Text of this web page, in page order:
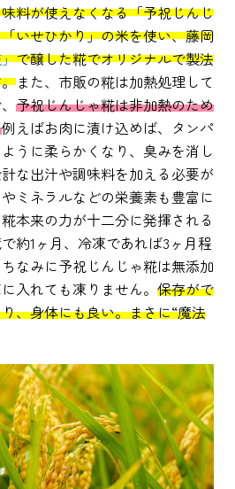
料が使えなくなる「予祝じんじ
いせひかり」の米を使い、藤岡
で醸した糀でオリジナルで製法
また、市販の糀は加熱処理して
予祝じんじゃ糀は非加熱のため
例えばお肉に漬け込めば、タンパ
うに柔らかくなり、臭みを消し
な出汁や調味料を加える必要が
ミネラルなどの栄養素も豊富に
本来の力が十二分に発揮される
約1ヶ月、冷凍であれば3ヶ月程
なみに予祝じんじゃ糀は無添加
入れても凍りません。 保存がで
、身体にも良い。まさに“魔法